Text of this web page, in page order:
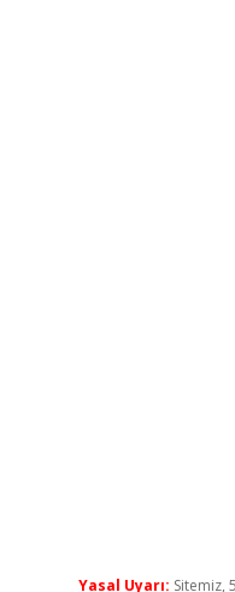
Yasal Uyarı: Sitemiz,